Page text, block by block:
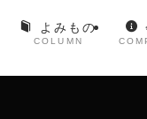
よみもの
COLUMN
BUSINESSCOLUMN